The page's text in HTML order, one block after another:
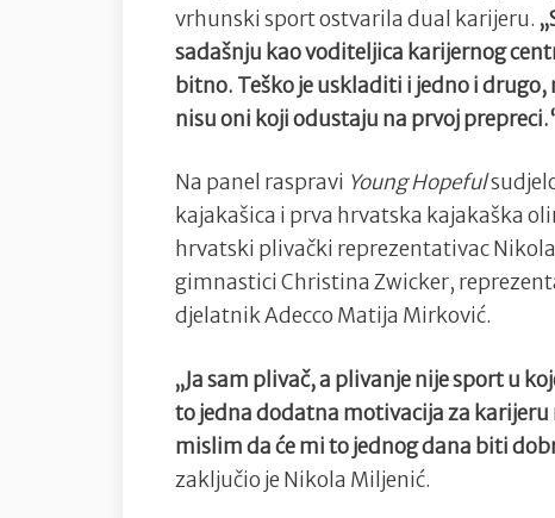
vrhunski sport ostvarila dual karijeru.
sadašnju kao voditeljica karijernog
bitno. Teško je uskladiti i jedno i drugo,
nisu oni koji odustaju na prvoj
Na panel raspravi Young Hopeful
kajakašica i prva hrvatska kajakaška
hrvatski plivački reprezentativac
gimnastici Christina Zwicker,
djelatnik Adecco Matija Mirković.
„Ja sam plivač, a plivanje nije sport u
to jedna dodatna motivacija za
mislim da će mi to jednog dana biti
zaključio je Nikola Miljenić.